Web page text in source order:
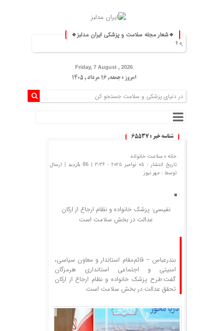
🔹شعار مجله سلامت و پزشکی ایران مدلبز🔹
Friday, 7 August , 2026
امروز : جمعه, ۱۶ مرداد , ۱۴۰۵
شناسه خبر : 65537
خانه » سلامت خانواده
تاریخ انتشار : 05 نوامبر 2025 - 3:36 |
86 بازدید
| ارسال
توسط : مهر نیوز
نفیسی: پزشک خانواده و نظام ارجاع از ارکان
عدالت در بخش سلامت است
بندرعباس – قائم‌مقام استاندار و معاون سیاسی،
امنیتی و اجتماعی استانداری هرمزگان
گفت:طرح پزشک خانواده و نظام ارجاع از ارکان
تحقق عدالت در بخش سلامت است.